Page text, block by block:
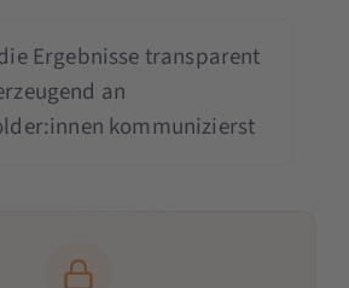
Ergebnisse transparent
an
kommunizierst